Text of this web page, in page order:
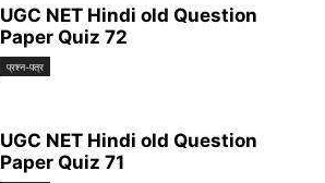
UGC NET Hindi old Question
Paper Quiz 72
प्रश्न-पत्र
UGC NET Hindi old Question
Paper Quiz 71